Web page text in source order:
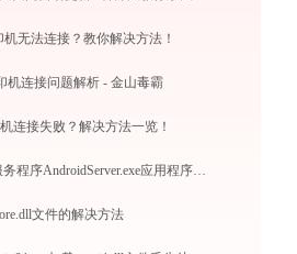
机无法连接？教你解决方法！
机连接问题解析 - 金山毒霸
连接失败？解决方法一览！
应用宝统一连接服务程序AndroidServer.exe应用程序错误0xc000007b解决方法
文件的解决方法